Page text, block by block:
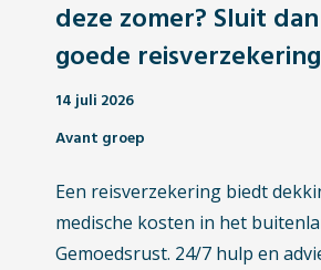
deze zomer? Sluit
goede
14 juli 2026
Avant groep
Een reisverzekering biedt
medische kosten in het
Gemoedsrust. 24/7 hulp en